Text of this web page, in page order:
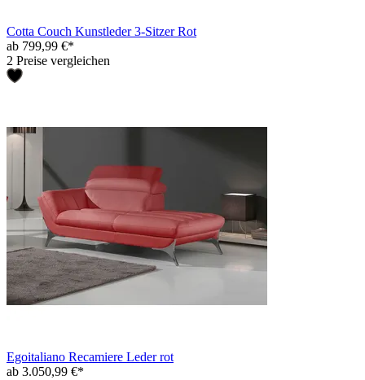
Cotta Couch Kunstleder 3-Sitzer Rot
ab 799,99 €*
2 Preise vergleichen
Egoitaliano Recamiere Leder rot
ab 3.050,99 €*